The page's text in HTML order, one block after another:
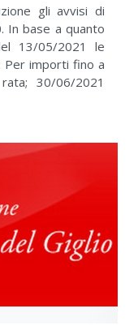
gli avvisi di
In base a quanto
13/05/2021 le
Per importi fino a
30/06/2021